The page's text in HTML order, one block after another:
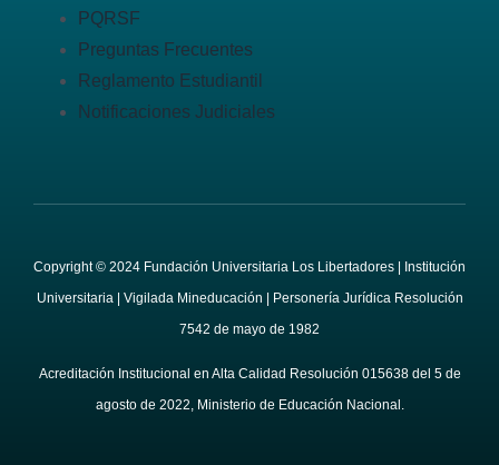
PQRSF
Preguntas Frecuentes
Reglamento Estudiantil
Notificaciones Judiciales
Copyright © 2024 Fundación Universitaria Los Libertadores | Institución
Universitaria | Vigilada Mineducación | Personería Jurídica Resolución
7542 de mayo de 1982
Acreditación Institucional en Alta Calidad Resolución 015638 del 5 de
agosto de 2022, Ministerio de Educación Nacional.